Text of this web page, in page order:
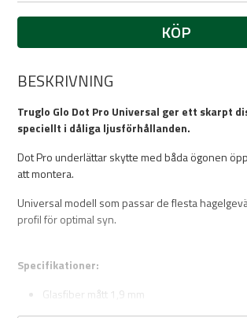
KÖP
BESKRIVNING
Truglo Glo Dot Pro Universal ger ett skarpt
speciellt i dåliga ljusförhållanden.
Dot Pro underlättar skytte med båda ögonen
att montera.
Universal modell som passar de flesta
profil för optimal syn.
Specifikationer:
Glasfiber mått 1,9 mm